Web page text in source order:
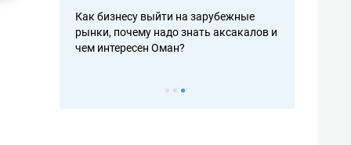
Как бизнесу выйти на зарубежные
рынки, почему надо знать аксакалов и
чем интересен Оман?